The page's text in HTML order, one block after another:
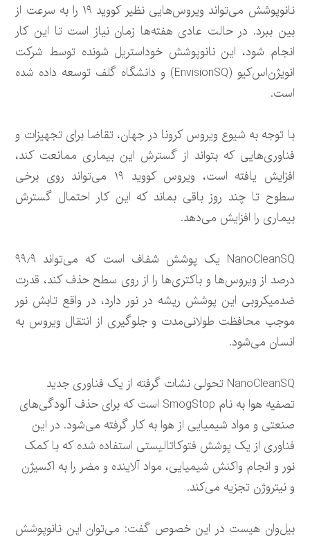
نانوپوشش می‌تواند ویروس‌هایی نظیر کووید ۱۹ را به سرعت از
بین ببرد. در حالت عادی هفته‌ها زمان نیاز است تا این کار
انجام شود، این نانوپوشش‌ خوداستریل‌ شونده توسط شرکت
انویژن‌اس‌کیو (EnvisionSQ) و دانشگاه گلف توسعه داده شده‌
است.
با توجه به شیوع ویروس کرونا در جهان، تقاضا برای تجهیزات و
فناوری‌هایی که بتواند از گسترش این بیماری ممانعت کند،
افزایش یافته است، ویروس کووید ۱۹ می‌تواند روی برخی
سطوح تا چند روز باقی بماند که این کار احتمال گسترش
بیماری را افزایش می‌دهد.
NanoCleanSQ یک پوشش شفاف است که می‌تواند ۹۹٫۹
درصد از ویروس‌ها و باکتری‌ها را از روی سطح حذف کند، قدرت
ضدمیکروبی این پوشش ریشه در نور دارد، در واقع تابش نور
موجب محافظت طولانی‌مدت و جلوگیری از انتقال ویروس به
انسان می‌شود.
NanoCleanSQ تحولی نشات گرفته از یک فناوری جدید
تصفیه هوا به نام SmogStop است که برای حذف آلودگی‌های
صنعتی و مواد شیمیایی از هوا به کار گرفته می‌شود. در این
فناوری از یک پوشش فتوکاتالیستی استفاده شده که با کمک
نور و انجام واکنش شیمیایی، مواد آلاینده و مضر را به اکسیژن
و نیتروژن تجزیه می‌کند.
بیل‌وان هیست در این خصوص گفت: می‌توان این نانوپوشش